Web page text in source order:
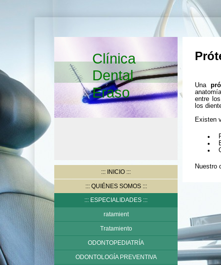
Clínica
Dental
Eraso
INICIO
QUIÉNES SOMOS
ESPECIALIDADES
ratamient
Tratamiento
ODONTOPEDIATRÍA
ODONTOLOGÍA PREVENTIVA
Una
entre
los
Existen
Nuestro